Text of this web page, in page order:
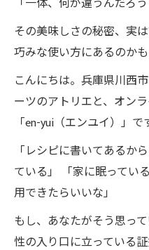
「一体、何が違うんだろう
その美味しさの秘密、実
巧みな使い方にあるのかも
こんにちは。兵庫県川西
ーツのアトリエと、オン
「en-yui（エンユイ）」で
「レシピに書いてあるか
ている」 「家に眠ってい
用できたらいいな」
もし、あなたがそう思っ
性の入り口に立っている